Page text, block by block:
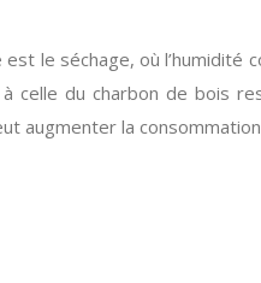
le séchage, où l’humidité
celle du charbon de bois
augmenter la